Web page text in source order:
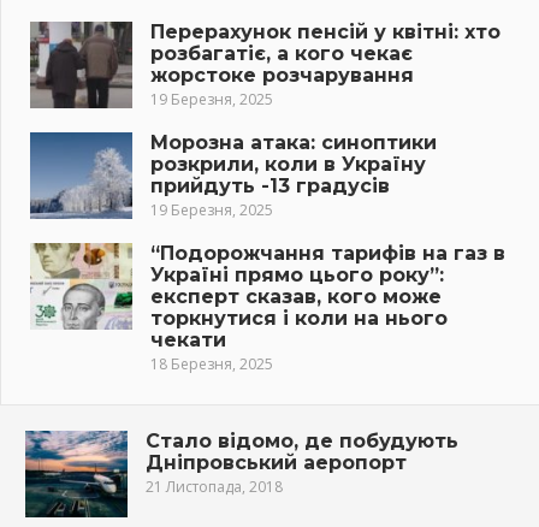
Перерахунок пенсій у квітні: хто
розбагатіє, а кого чекає
жорстоке розчарування
19 Березня, 2025
Морозна атака: синоптики
розкрили, коли в Україну
прийдуть -13 градусів
19 Березня, 2025
“Подорожчання тарифів на газ в
Україні прямо цього року”:
експерт сказав, кого може
торкнутися і коли на нього
чекати
18 Березня, 2025
Стало відомо, де побудують
Дніпровський аеропорт
21 Листопада, 2018